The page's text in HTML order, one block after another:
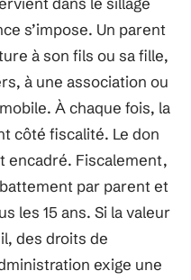
s’impose. Un parent
à son fils ou sa fille,
à une association ou
À chaque fois, la
côté fiscalité. Le don
Fiscalement,
par parent et
les 15 ans. Si la valeur
des droits de
exige une